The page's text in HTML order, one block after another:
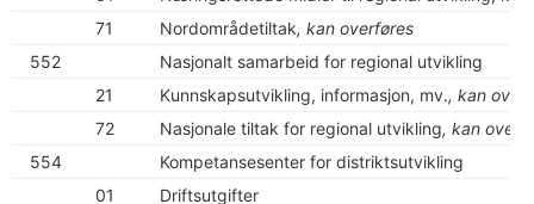
71
Nordområdetiltak, kan overføres
552
Nasjonalt samarbeid for regional utvikling
21
Kunnskapsutvikling, informasjon, mv., kan
72
Nasjonale tiltak for regional utvikling, kan
554
Kompetansesenter for distriktsutvikling
01
Driftsutgifter